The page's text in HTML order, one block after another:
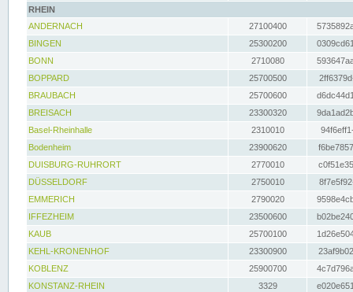
RHEIN
ANDERNACH
27100400
BINGEN
25300200
BONN
2710080
BOPPARD
25700500
BRAUBACH
25700600
BREISACH
23300320
Basel-Rheinhalle
2310010
Bodenheim
23900620
DUISBURG-RUHRORT
2770010
DÜSSELDORF
2750010
EMMERICH
2790020
IFFEZHEIM
23500600
KAUB
25700100
KEHL-KRONENHOF
23300900
KOBLENZ
25900700
KONSTANZ-RHEIN
3329